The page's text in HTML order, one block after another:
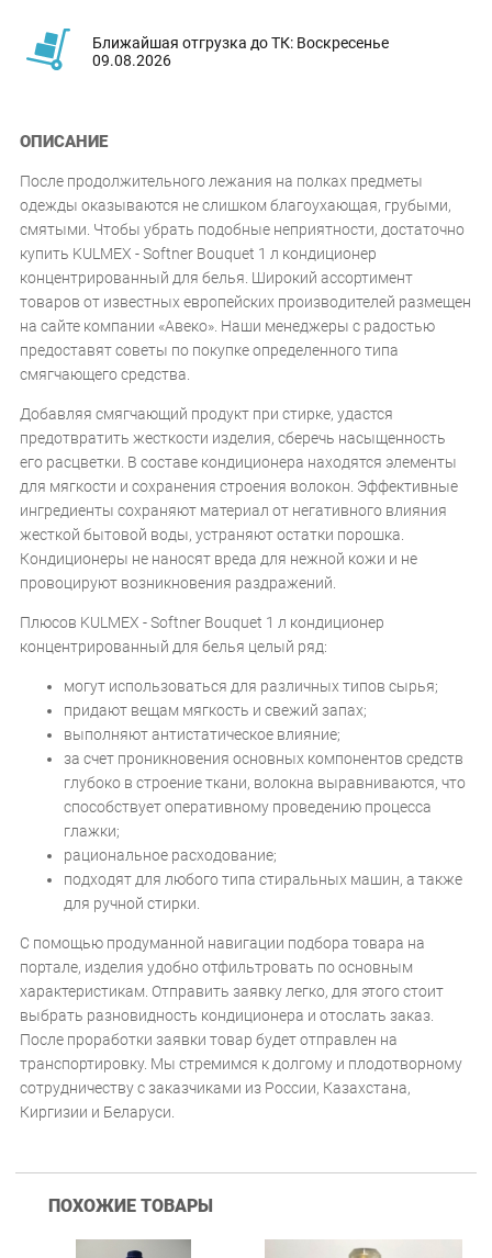
Ближайшая отгрузка до ТК: Воскресенье
09.08.2026
ОПИСАНИЕ
После продолжительного лежания на полках предметы
одежды оказываются не слишком благоухающая, грубыми,
смятыми. Чтобы убрать подобные неприятности, достаточно
купить KULMEX - Softner Bouquet 1 л кондиционер
концентрированный для белья. Широкий ассортимент
товаров от известных европейских производителей размещен
на сайте компании «Авеко». Наши менеджеры с радостью
предоставят советы по покупке определенного типа
смягчающего средства.
Добавляя смягчающий продукт при стирке, удастся
предотвратить жесткости изделия, сберечь насыщенность
его расцветки. В составе кондиционера находятся элементы
для мягкости и сохранения строения волокон. Эффективные
ингредиенты сохраняют материал от негативного влияния
жесткой бытовой воды, устраняют остатки порошка.
Кондиционеры не наносят вреда для нежной кожи и не
провоцируют возникновения раздражений.
Плюсов KULMEX - Softner Bouquet 1 л кондиционер
концентрированный для белья целый ряд:
могут использоваться для различных типов сырья;
придают вещам мягкость и свежий запах;
выполняют антистатическое влияние;
за счет проникновения основных компонентов средств
глубоко в строение ткани, волокна выравниваются, что
способствует оперативному проведению процесса
глажки;
рациональное расходование;
подходят для любого типа стиральных машин, а также
для ручной стирки.
С помощью продуманной навигации подбора товара на
портале, изделия удобно отфильтровать по основным
характеристикам. Отправить заявку легко, для этого стоит
выбрать разновидность кондиционера и отослать заказ.
После проработки заявки товар будет отправлен на
транспортировку. Мы стремимся к долгому и плодотворному
сотрудничеству с заказчиками из России, Казахстана,
Киргизии и Беларуси.
ПОХОЖИЕ ТОВАРЫ